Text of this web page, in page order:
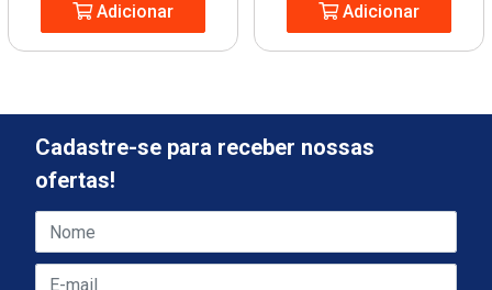
Adicionar Adicionar
Cadastre-se para receber nossas
ofertas!